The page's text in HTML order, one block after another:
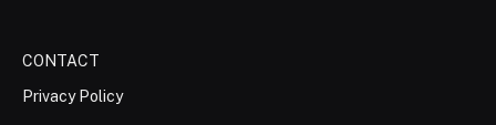
CONTACT
Privacy Policy